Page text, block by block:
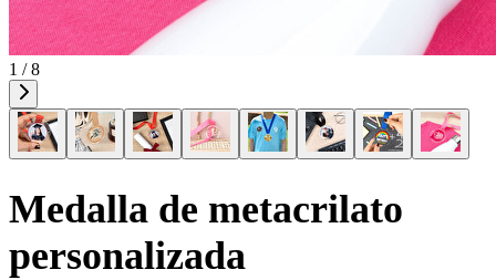
1 / 8
Medalla de metacrilato
personalizada